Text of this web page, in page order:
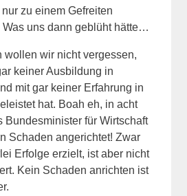
zu einem Gefreiten
Was uns dann geblüht hätte…
wollen wir nicht vergessen,
keiner Ausbildung in
mit gar keiner Erfahrung in
hat. Boah eh, in acht
Bundesminister für Wirtschaft
Schaden angerichtet! Zwar
Erfolge erzielt, ist aber nicht
Kein Schaden anrichten ist